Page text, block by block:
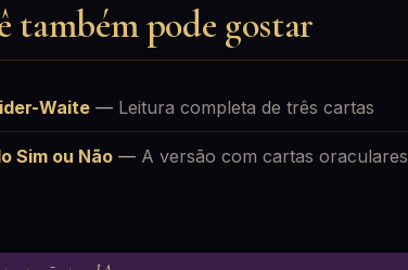
também pode gostar
Waite — Leitura completa de três cartas
Sim ou Não — A versão com cartas oraculares